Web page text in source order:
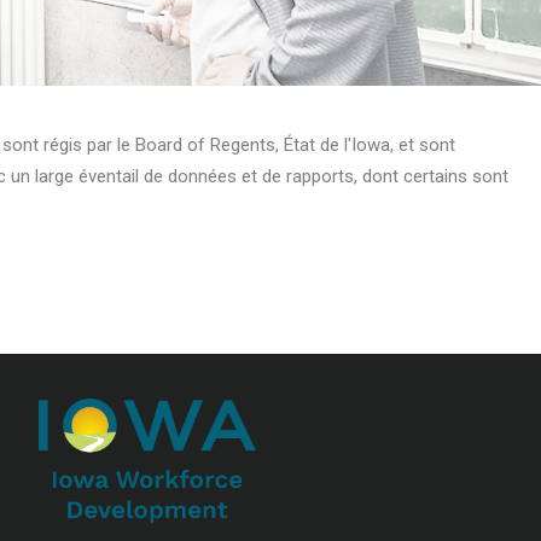
régis par le Board of Regents, État de l'Iowa, et sont
large éventail de données et de rapports, dont certains sont